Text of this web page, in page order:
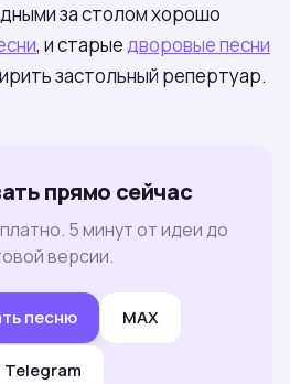
за столом хорошо
, и старыедворовые песни
застольный репертуар.
прямо сейчас
5 минут от идеи до
версии.
песню MAX
Telegram